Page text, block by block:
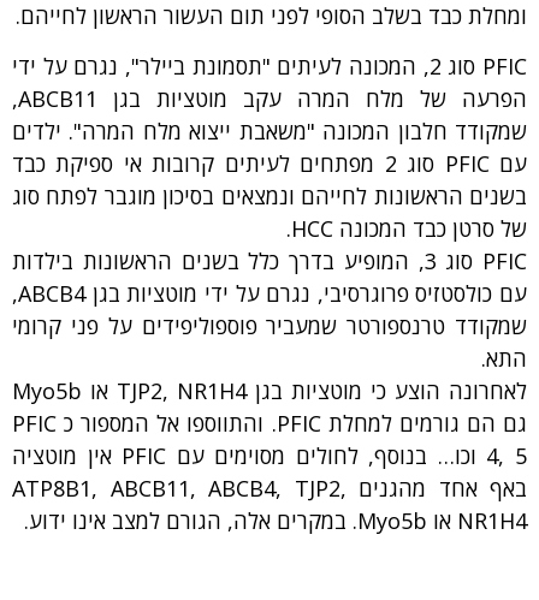
ומחלת כבד בשלב הסופי לפני תום העשור הראשון לחייהם.
PFIC סוג 2, המכונה לעיתים "תסמונת ביילר", נגרם על ידי
הפרעה של מלח המרה עקב מוטציות בגן ABCB11,
שמקודד חלבון המכונה "משאבת ייצוא מלח המרה". ילדים
עם PFIC סוג 2 מפתחים לעיתים קרובות אי ספיקת כבד
בשנים הראשונות לחייהם ונמצאים בסיכון מוגבר לפתח סוג
של סרטן כבד המכונה HCC.
PFIC סוג 3, המופיע בדרך כלל בשנים הראשונות בילדות
עם כולסטזיס פרוגרסיבי, נגרם על ידי מוטציות בגן ABCB4,
שמקודד טרנספורטר שמעביר פוספוליפידים על פני קרומי
התא.
לאחרונה הוצע כי מוטציות בגן TJP2, NR1H4 או Myo5b
גם הם גורמים למחלת PFIC. והתווספו אל המספור כ PFIC
4, 5 וכו… בנוסף, לחולים מסוימים עם PFIC אין מוטציה
באף אחד מהגנים ATP8B1, ABCB11, ABCB4, TJP2,
NR1H4 או Myo5b. במקרים אלה, הגורם למצב אינו ידוע.